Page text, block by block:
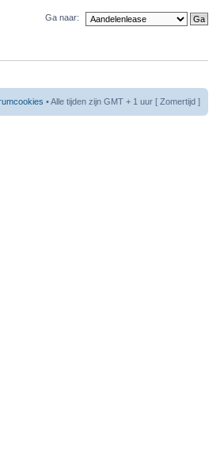
Ga naar:
• Alle tijden zijn GMT + 1 uur [ Zomertijd ]